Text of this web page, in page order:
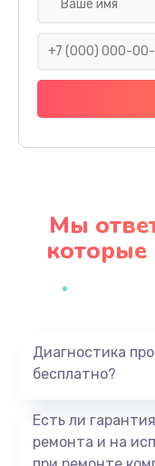
Мы
Диагностика
бесплатно?
Есть ли
ремонта и на